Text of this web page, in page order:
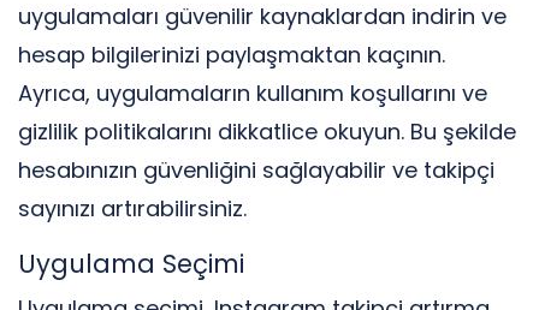
uygulamaları güvenilir kaynaklardan indirin ve
hesap bilgilerinizi paylaşmaktan kaçının.
Ayrıca, uygulamaların kullanım koşullarını ve
gizlilik politikalarını dikkatlice okuyun. Bu şekilde
hesabınızın güvenliğini sağlayabilir ve takipçi
sayınızı artırabilirsiniz.
Uygulama Seçimi